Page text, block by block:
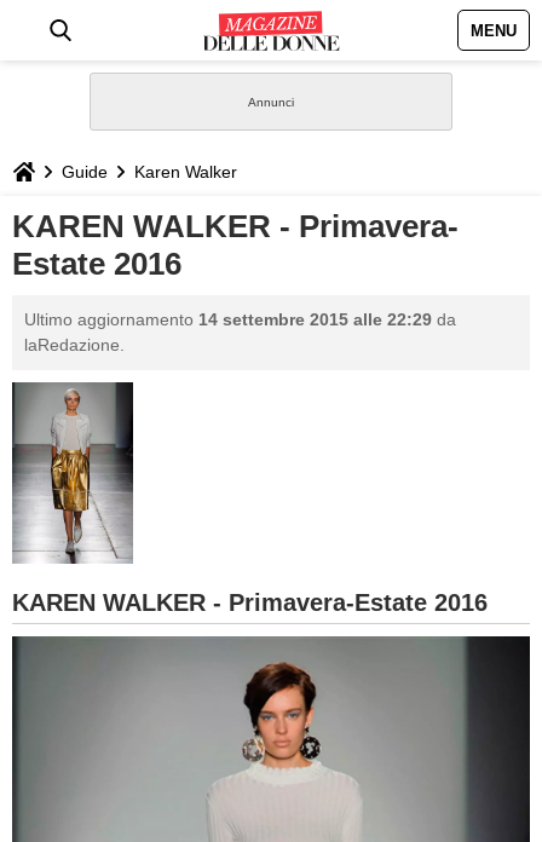
MENU
STILE
BIOGRAFIE
DEFINIZIONI
GASTRONOMIA
CAPELLI
SESSO
Guide Karen Walker
KAREN WALKER - Primavera-
Estate 2016
Ultimo aggiornamento 14 settembre 2015 alle 22:29 da
laRedazione.
KAREN WALKER - Primavera-Estate 2016